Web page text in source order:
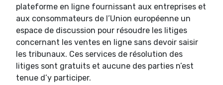
plateforme en ligne fournissant aux entreprises et
aux consommateurs de l’Union européenne un
espace de discussion pour résoudre les litiges
concernant les ventes en ligne sans devoir saisir
les tribunaux. Ces services de résolution des
litiges sont gratuits et aucune des parties n’est
tenue d’y participer.